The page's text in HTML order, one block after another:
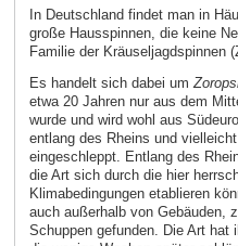
In Deutschland findet man in
große Hausspinnen, die keine
Familie der Kräuseljagdspinnen
Es handelt sich dabei um
etwa 20 Jahren nur aus dem
wurde und wird wohl aus
entlang des Rheins und
eingeschleppt. Entlang des
die Art sich durch die hier
Klimabedingungen etablieren
auch außerhalb von Gebäuden,
Schuppen gefunden. Die Art hat